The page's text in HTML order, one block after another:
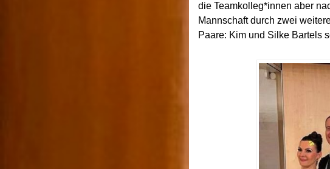
die Teamkolleg*innen aber
Mannschaft durch zwei
Paare: Kim und Silke Bartels